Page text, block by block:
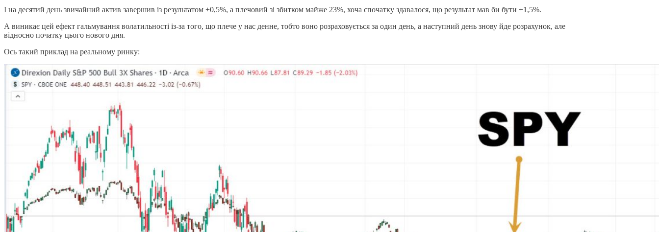
І на десятий день звичайний актив завершив із результатом +0,5%, а плечовий зі збитком майже 23%, хоча спочатку здавалося, що результат мав би бути +1,5%.
А виникає цей ефект гальмування волатильності із-за того, що плече у нас денне, тобто воно розраховується за один день, а наступний день знову йде розрахунок, але
відносно початку цього нового дня.
Ось такий приклад на реальному ринку: